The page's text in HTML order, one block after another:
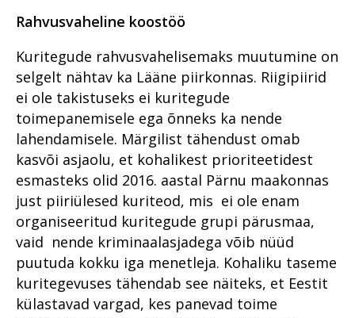
Rahvusvaheline koostöö
Kuritegude rahvusvahelisemaks muutumine on
selgelt nähtav ka Lääne piirkonnas. Riigipiirid
ei ole takistuseks ei kuritegude
toimepanemisele ega õnneks ka nende
lahendamisele. Märgilist tähendust omab
kasvõi asjaolu, et kohalikest prioriteetidest
esmasteks olid 2016. aastal Pärnu maakonnas
just piiriülesed kuriteod, mis ei ole enam
organiseeritud kuritegude grupi pärusmaa,
vaid nende kriminaalasjadega võib nüüd
puutuda kokku iga menetleja. Kohaliku taseme
kuritegevuses tähendab see näiteks, et Eestit
külastavad vargad, kes panevad toime